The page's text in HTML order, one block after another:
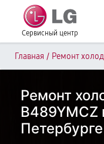
Сервисный центр
Главная / Ремонт
Ремонт
B489YMCZ
Петербурге